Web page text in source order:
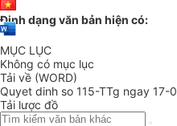
Định dạng văn bản hiện có:
MỤC LỤC
Không có mục lục
Tải về (WORD)
Quyet dinh so 115-TTg ngay
Tải lược đồ